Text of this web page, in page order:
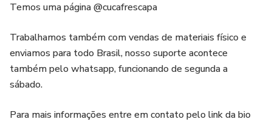
Temos uma página @cucafrescapa
Trabalhamos também com vendas de materiais físico e
enviamos para todo Brasil, nosso suporte acontece
também pelo whatsapp, funcionando de segunda a
sábado.
Para mais informações entre em contato pelo link da bio